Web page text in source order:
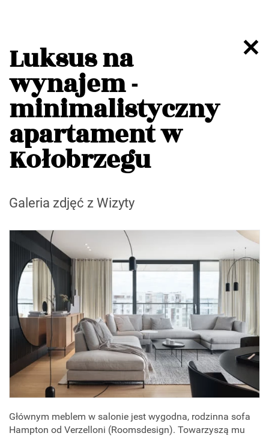
Luksus na
wynajem -
minimalistyczny
apartament w
Kołobrzegu
Galeria zdjęć z Wizyty
Głównym meblem w salonie jest wygodna, rodzinna sofa
Hampton od Verzelloni (Roomsdesign). Towarzyszą mu